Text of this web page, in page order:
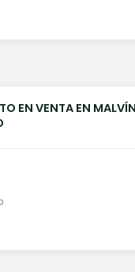
EN VENTA EN